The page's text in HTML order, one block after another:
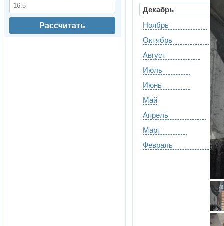
Декабрь
Ноябрь
Октябрь
Август
Июль
Июнь
Май
Апрель
Март
Февраль
Рассчитать